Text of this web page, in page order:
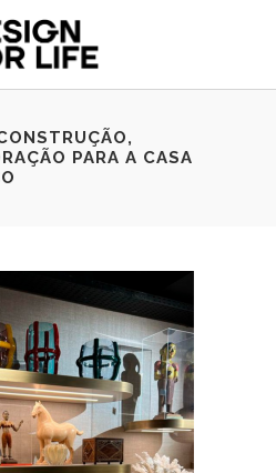
PARA A CASA